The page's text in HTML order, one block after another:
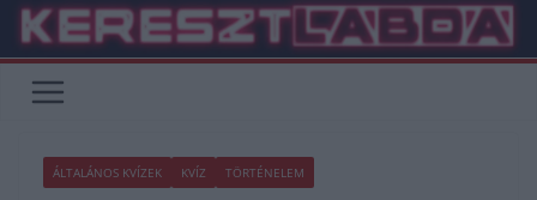
Skip
content
ÁLTALÁNOS KVÍZEK KVÍZ TÖRTÉNELEM